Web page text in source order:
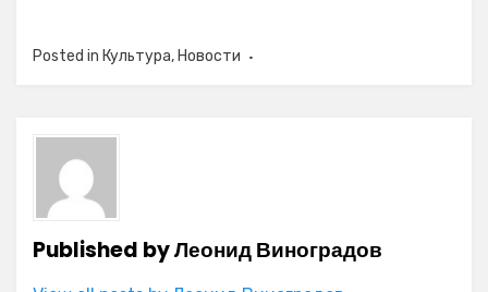
Posted in Культура, Новости
Published byЛеонид Виноградов